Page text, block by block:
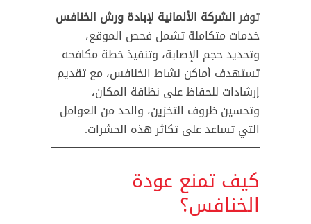
توفرالشركة الألمانية لإبادة ورش الخنافس
خدمات متكاملة تشمل فحص الموقع،
وتحديد حجم الإصابة، وتنفيذ خطة مكافحه
تستهدف أماكن نشاط الخنافس، مع تقديم
إرشادات للحفاظ على نظافة المكان،
وتحسين ظروف التخزين، والحد من العوامل
التي تساعد على تكاثر هذه الحشرات.
كيف تمنع عودة
الخنافس؟